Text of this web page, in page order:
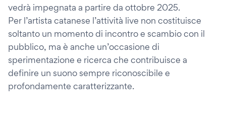
vedrà impegnata a partire da ottobre 2025.
Per l’artista catanese l’attività live non costituisce
soltanto un momento di incontro e scambio con il
pubblico, ma è anche un’occasione di
sperimentazione e ricerca che contribuisce a
definire un suono sempre riconoscibile e
profondamente caratterizzante.